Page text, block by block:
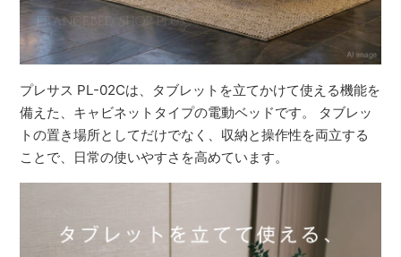
プレサス PL-02Cは、タブレットを立てかけて使える機能を
備えた、キャビネットタイプの電動ベッドです。 タブレッ
トの置き場所としてだけでなく、収納と操作性を両立する
ことで、日常の使いやすさを高めています。